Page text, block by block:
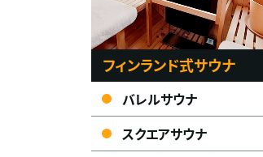
フィンランド式サウナ
バレルサウナ
スクエアサウナ